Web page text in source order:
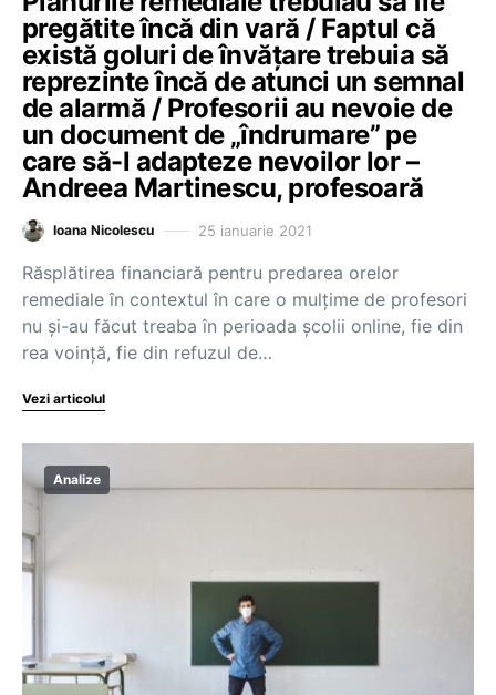
pregătite încă din vară / Faptul că
există goluri de învățare trebuia să
reprezinte încă de atunci un semnal
de alarmă / Profesorii au nevoie de
un document de „îndrumare” pe
care să-l adapteze nevoilor lor –
Andreea Martinescu, profesoară
Ioana Nicolescu 25 ianuarie 2021
Răsplătirea financiară pentru predarea orelor
remediale în contextul în care o mulțime de profesori
nu și-au făcut treaba în perioada școlii online, fie din
rea voință, fie din refuzul de…
Vezi articolul
Analize